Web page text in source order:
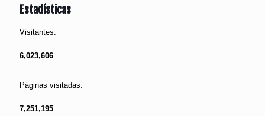
Estadísticas
Visitantes:
6,023,606
Páginas visitadas:
7,251,195